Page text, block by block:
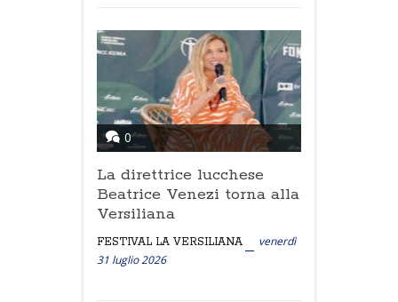
0
La direttrice lucchese
Beatrice Venezi torna alla
Versiliana
FESTIVAL LA VERSILIANA
venerdì
31 luglio 2026